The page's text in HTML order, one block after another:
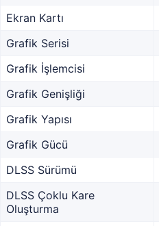
Ekran Kartı
Grafik Serisi
Grafik İşlemcisi
Grafik Genişliği
Grafik Yapısı
Grafik Gücü
DLSS Sürümü
DLSS Çoklu Kare
Oluşturma